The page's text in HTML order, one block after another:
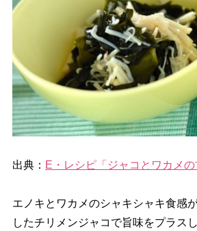
出典： E・レシピ「ジャコとワカメの
エノキとワカメのシャキシャキ食感
したチリメンジャコで旨味をプラス